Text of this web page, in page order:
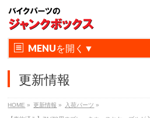
MENU
更新情報
HOME » 更新情報 » 入荷パーツ »